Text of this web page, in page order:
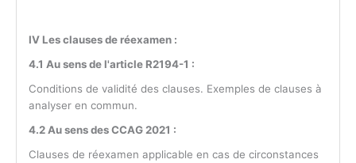
IV Les clauses de réexamen :
4.1 Au sens de l'article R2194-1 :
Conditions de validité des clauses. Exemples de clauses à
analyser en commun.
4.2 Au sens des CCAG 2021 :
Clauses de réexamen applicable en cas de circonstances